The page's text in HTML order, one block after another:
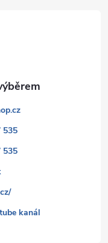
535
535
kanál